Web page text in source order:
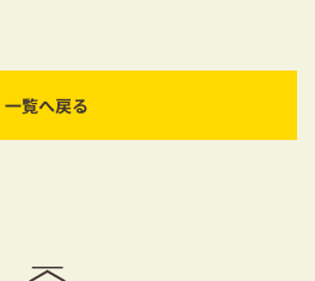
ーションをお考えの方
からお探しの方へ
一覧へ戻る